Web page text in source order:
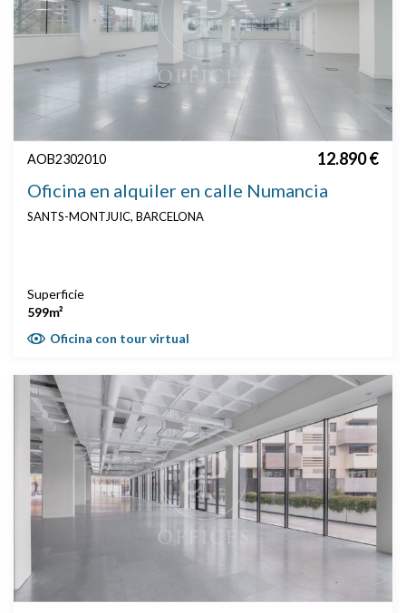
AOB2302010 12.890 €
Oficina en alquiler en calle Numancia
SANTS-MONTJUIC, BARCELONA
Superficie
599m²
Oficina con tour virtual